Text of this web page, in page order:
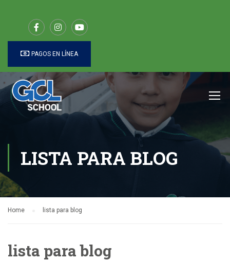
PAGOS EN LÍNEA
LISTA PARA BLOG
Home lista para blog
lista para blog